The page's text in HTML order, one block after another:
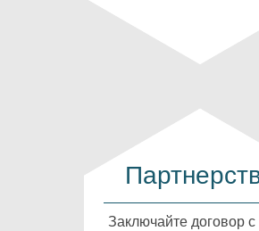
Заключайте договор